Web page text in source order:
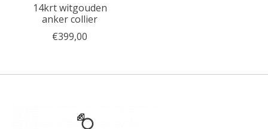
14krt witgouden
anker collier
€399,00